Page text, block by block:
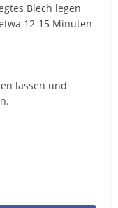
Blech legen
12-15 Minuten
lassen und